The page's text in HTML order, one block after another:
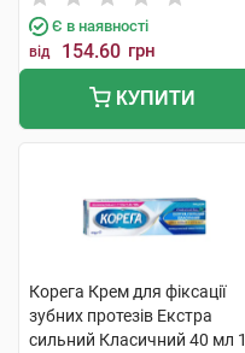
Є в наявності
від 154.60 грн
КУПИТИ
Корега Крем для фіксації
зубних протезів Екстра
сильний Класичний 40 мл 1